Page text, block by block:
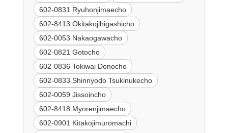
602-0831 Ryuhonjimaecho
602-8413 Okitakojihigashicho
602-0053 Nakaogawacho
602-0821 Gotocho
602-0836 Tokiwai Donocho
602-0833 Shinnyodo Tsukinukecho
602-0059 Jissoincho
602-8418 Myorenjimaecho
602-0901 Kitakojimuromachi